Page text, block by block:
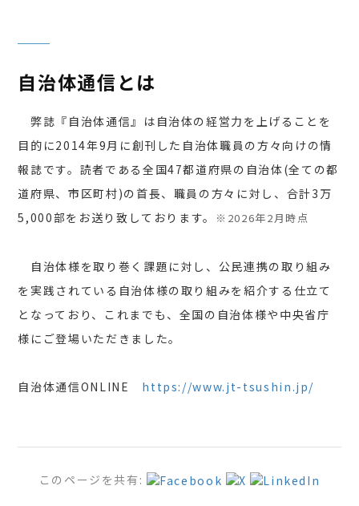
自治体通信とは
弊誌『自治体通信』は自治体の経営力を上げることを
目的に2014年9月に創刊した自治体職員の方々向けの情
報誌です。読者である全国47都道府県の自治体(全ての都
道府県、市区町村)の首長、職員の方々に対し、合計3万
5,000部をお送り致しております。
※2026年2月時点
自治体様を取り巻く課題に対し、公民連携の取り組み
を実践されている自治体様の取り組みを紹介する仕立て
となっており、これまでも、全国の自治体様や中央省庁
様にご登場いただきました。
自治体通信ONLINE https://www.jt-tsushin.jp/
このページを共有: